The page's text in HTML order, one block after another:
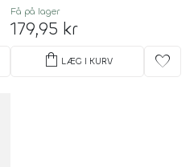
Få på lager
179,95 kr
shopping_bag LÆG I KURV favorite